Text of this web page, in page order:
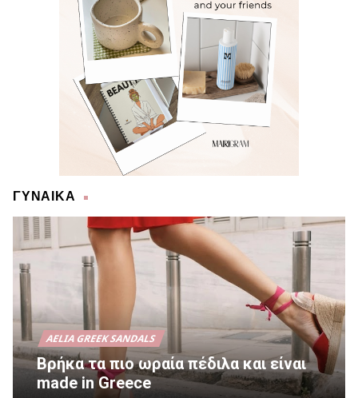
ΓΥΝΑΙΚΑ
AELIA GREEK SANDALS
Βρήκα τα πιο ωραία πέδιλα και είναι
made in Greece